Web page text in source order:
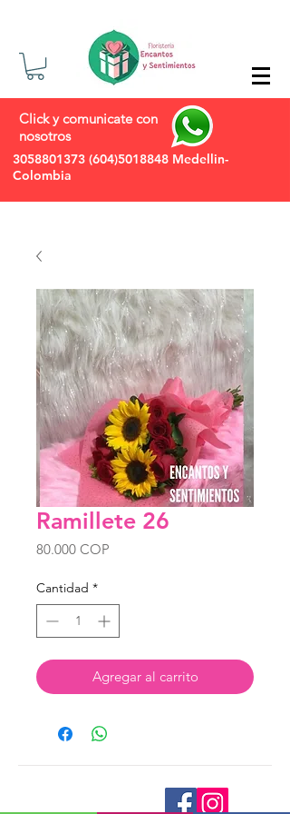
Click y comunicate con
nosotros
3058801373 (604)5018848 Medellin-
Colombia
Ramillete 26
80.000 COP
Cantidad *
Agregar al carrito